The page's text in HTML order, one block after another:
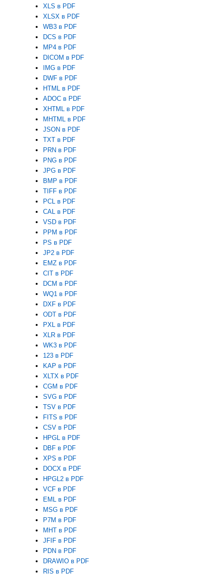
XLS в PDF
XLSX в PDF
WB3 в PDF
DCS в PDF
MP4 в PDF
DICOM в PDF
IMG в PDF
DWF в PDF
HTML в PDF
ADOC в PDF
XHTML в PDF
MHTML в PDF
JSON в PDF
TXT в PDF
PRN в PDF
PNG в PDF
JPG в PDF
BMP в PDF
TIFF в PDF
PCL в PDF
CAL в PDF
VSD в PDF
PPM в PDF
PS в PDF
JP2 в PDF
EMZ в PDF
CIT в PDF
DCM в PDF
WQ1 в PDF
DXF в PDF
ODT в PDF
PXL в PDF
XLR в PDF
WK3 в PDF
123 в PDF
KAP в PDF
XLTX в PDF
CGM в PDF
SVG в PDF
TSV в PDF
FITS в PDF
CSV в PDF
HPGL в PDF
DBF в PDF
XPS в PDF
DOCX в PDF
HPGL2 в PDF
VCF в PDF
EML в PDF
MSG в PDF
P7M в PDF
MHT в PDF
JFIF в PDF
PDN в PDF
DRAWIO в PDF
RIS в PDF